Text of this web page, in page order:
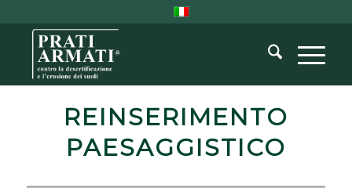
REINSERIMENTO
PAESAGGISTICO